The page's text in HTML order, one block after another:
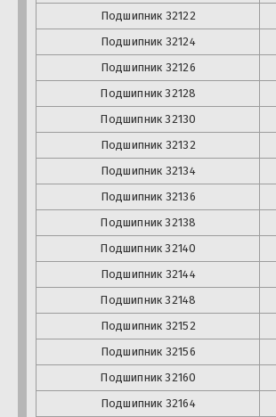
Подшипник 32122
Подшипник 32124
Подшипник 32126
Подшипник32128
Подшипник32130
Подшипник 32132
Подшипник 32134
Подшипник 32136
Подшипник32138
Подшипник32140
Подшипник 32144
Подшипник32148
Подшипник 32152
Подшипник 32156
Подшипник32160
Подшипник 32164